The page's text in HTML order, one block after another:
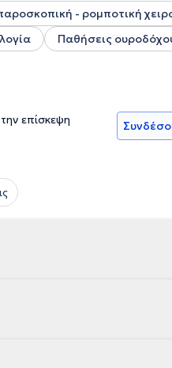
- ρομποτική
Παθήσεις
επίσκεψη